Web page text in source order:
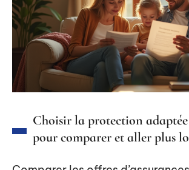
Choisir la protection adaptée
pour comparer et aller plus